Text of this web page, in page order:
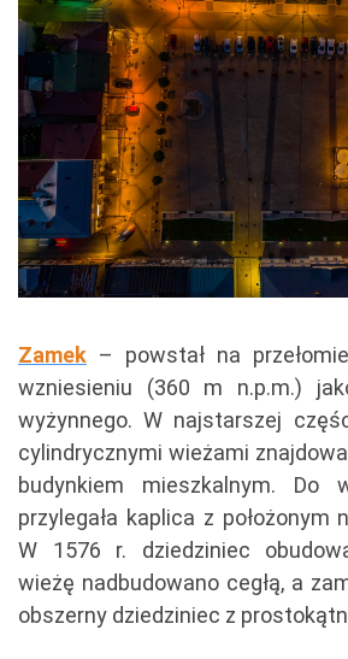
Zamek – powstał na
wzniesieniu (360 m n.p.m.)
wyżynnego. W najstarszej
cylindrycznymi wieżami
budynkiem mieszkalnym. Do
przylegała kaplica z położonym
W 1576 r. dziedziniec
wieżę nadbudowano cegłą, a
obszerny dziedziniec z